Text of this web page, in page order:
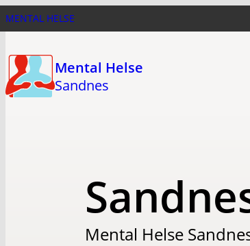
Hopp
til
hovedinnhold
MENTAL HELSE
Mental Helse
Sandnes
Mental Helse